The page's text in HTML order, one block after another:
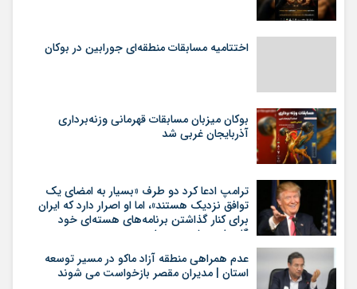
اختتامیه مسابقات منطقه‌ای جورابین در بوکان
بوکان میزبان مسابقات قهرمانی وزنه‌برداری
آذربایجان غربی شد
ترامپ ادعا کرد دو طرف «بسیار به امضای یک
توافق نزدیک هستند»، اما او اصرار دارد که ایران
برای کنار گذاشتن برنامه‌های هسته‌ای خود
گام‌های بیشتری بردارد
عدم همراهی منطقه آزاد ماکو در مسیر توسعه
استان | مدیران مقصر بازخواست می شوند